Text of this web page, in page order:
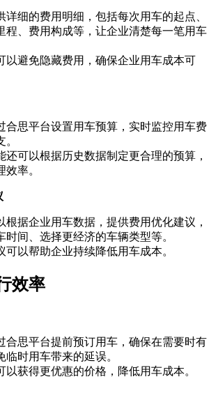
详细的费用明细，包括每次用车的起点、
程、费用构成等，让企业清楚每一笔用车
以避免隐藏费用，确保企业用车成本可
合思平台设置用车预算，实时监控用车费
还可以根据历史数据制定更合理的预算，
率。
根据企业用车数据，提供费用优化建议，
时间、选择更经济的车辆类型等。
可以帮助企业持续降低用车成本。
效率
合思平台提前预订用车，确保在需要时有
临时用车带来的延误。
以获得更优惠的价格，降低用车成本。